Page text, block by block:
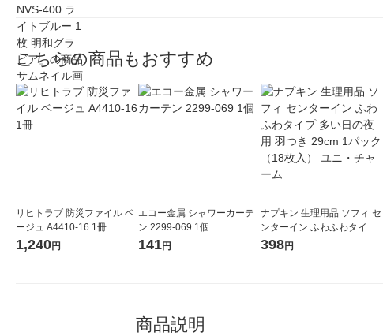
こちらの商品もおすすめ
リヒトラブ 防災ファイル ベ
ージュ A4410-16 1冊
1,240円
エコー金属 シャワーカーテ
ン 2299-069 1個
141円
ナプキン 生理用品 ソフィ セ
ンターイン ふわふわタイプ
多い日の夜用 羽つき 29cm 1
398円
商品説明